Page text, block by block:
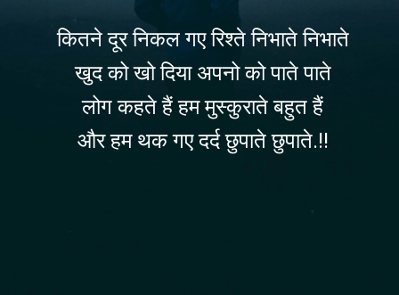
कितने दूर निकल गए रिश्ते निभाते निभाते
खुद को खो दिया अपनो को पाते पाते
लोग कहते हैं हम मुस्कुराते बहुत हैं
और हम थक गए दर्द छुपाते छुपाते.!!